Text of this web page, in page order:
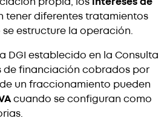
tener diferentes tratamientos
estructure la operación.
DGI establecido en la Consulta
de financiación cobrados por
un fraccionamiento pueden
cuando se configuran como